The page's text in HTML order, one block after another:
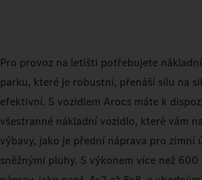
Pro provoz na letišti potřebujete
parku, které je robustní, přenáší sílu na
efektivní. S vozidlem Arocs máte k
všestranné nákladní vozidlo, které vám
výbavy, jako je přední náprava pro zimní
sněžnými pluhy. S výkonem více než